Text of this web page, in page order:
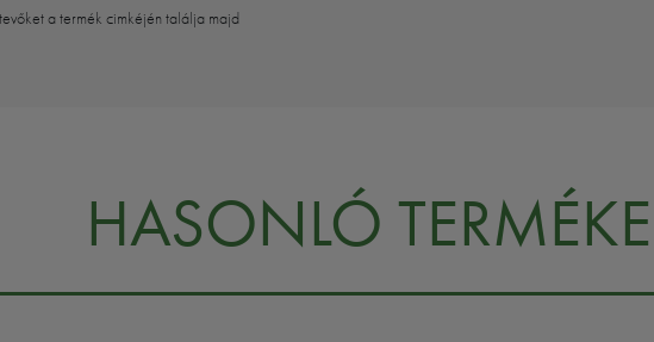
a termék cimkéjén találja majd
HASONLÓ